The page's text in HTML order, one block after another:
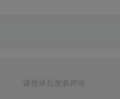
请登录后发表评论